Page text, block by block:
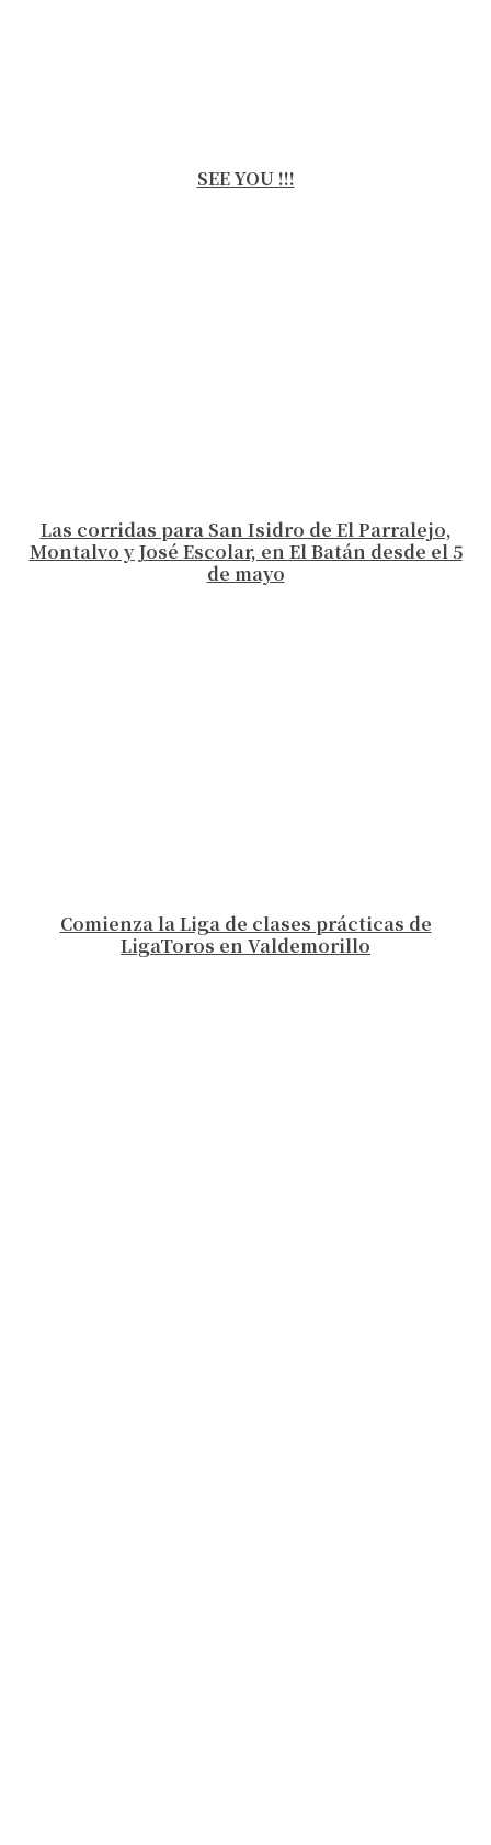
SEE YOU !!!
Las corridas para San Isidro de El Parralejo,
Montalvo y José Escolar, en El Batán desde el 5
de mayo
Comienza la Liga de clases prácticas de
LigaToros en Valdemorillo